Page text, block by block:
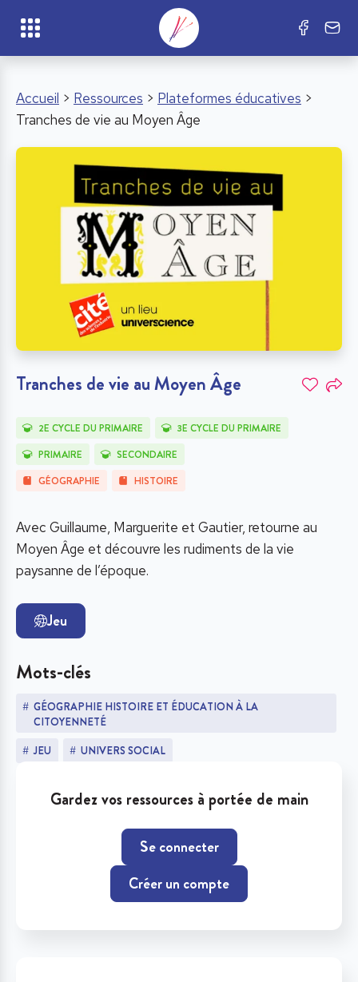
Accueil > Ressources > Plateformes éducatives >
Tranches de vie au Moyen Âge
Tranches de vie au Moyen Âge
2E CYCLE DU PRIMAIRE
3E CYCLE DU PRIMAIRE
PRIMAIRE
SECONDAIRE
GÉOGRAPHIE
HISTOIRE
Avec Guillaume, Marguerite et Gautier, retourne au
Moyen Âge et découvre les rudiments de la vie
paysanne de l’époque.
Jeu
Mots-clés
GÉOGRAPHIE HISTOIRE ET ÉDUCATION À LA
CITOYENNETÉ
JEU
UNIVERS SOCIAL
Gardez vos ressources à portée de main
Se connecter
Créer un compte